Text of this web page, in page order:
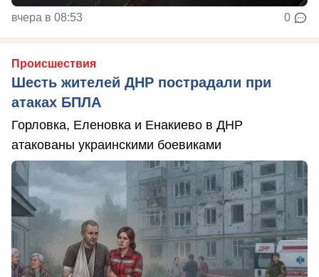
вчера в 08:53 0
Происшествия
Шесть жителей ДНР пострадали при
атаках БПЛА
Горловка, Еленовка и Енакиево в ДНР
атакованы украинскими боевиками